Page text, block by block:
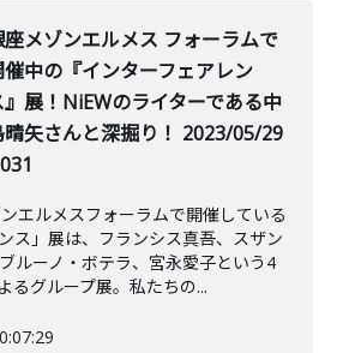
座メゾンエルメス フォーラムで
催中の『インターフェアレン
』展！NiEWのライターである中
晴矢さんと深掘り！ 2023/05/29
エルメスフォーラムで開催している
ス」展は、フランシス真吾、スザン
ルーノ・ボテラ、宮永愛子という4
るグループ展。私たちの...